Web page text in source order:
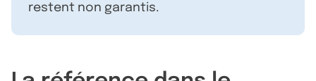
restent non garantis.